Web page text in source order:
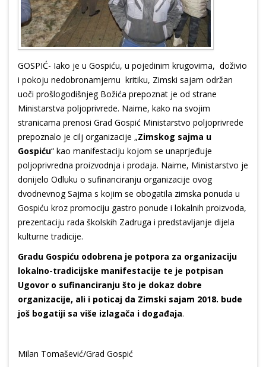
GOSPIĆ- Iako je u Gospiću, u pojedinim krugovima, doživio
i pokoju nedobronamjernu kritiku, Zimski sajam održan
uoči prošlogodišnjeg Božića prepoznat je od strane
Ministarstva poljoprivrede. Naime, kako na svojim
stranicama prenosi Grad Gospić Ministarstvo poljoprivrede
prepoznalo je cilj organizacije „Zimskog sajma u
Gospiću“ kao manifestaciju kojom se unaprjeđuje
poljoprivredna proizvodnja i prodaja. Naime, Ministarstvo je
donijelo Odluku o sufinanciranju organizacije ovog
dvodnevnog Sajma s kojim se obogatila zimska ponuda u
Gospiću kroz promociju gastro ponude i lokalnih proizvoda,
prezentaciju rada školskih Zadruga i predstavljanje dijela
kulturne tradicije.
Gradu Gospiću odobrena je potpora za organizaciju
lokalno-tradicijske manifestacije te je potpisan
Ugovor o sufinanciranju što je dokaz dobre
organizacije, ali i poticaj da Zimski sajam 2018. bude
još bogatiji sa više izlagača i događaja.
Milan Tomašević/Grad Gospić